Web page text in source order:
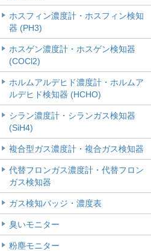
ホスフィン濃度計・ホスフィン検知
器 (PH3)
ホスゲン濃度計・ホスゲン検知器
(COCl2)
ホルムアルデヒド濃度計・ホルムア
ルデヒド検知器 (HCHO)
シラン濃度計・シランガス検知器
(SiH4)
複合型ガス濃度計・複合ガス検知器
代替フロンガス濃度計・代替フロン
ガス検知器
ガス検知バッジ・濃度表
臭いモニター
粉塵モニター